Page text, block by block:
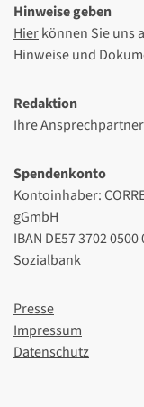
Hinweise geben
Hierkönnen Sie uns
Hinweise und
Redaktion
Ihre
Spendenkonto
Kontoinhaber:
gGmbH
IBAN DE57 3702
Sozialbank
Presse
Impressum
Datenschutz